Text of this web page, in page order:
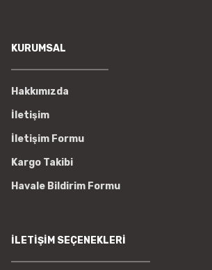
KURUMSAL
Hakkımızda
İletişim
İletişim Formu
Kargo Takibi
Havale Bildirim Formu
İLETİŞİM SEÇENEKLERİ